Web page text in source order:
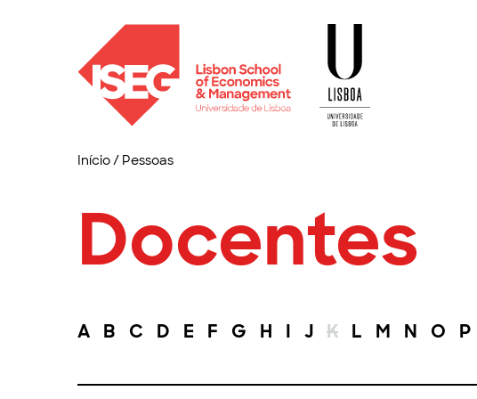
Início/ Pessoas
Docentes
A B C D E F G H I J K L M N O P